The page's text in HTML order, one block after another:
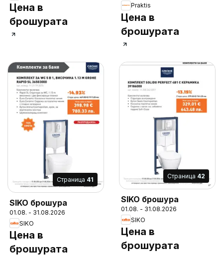
Цена в
брошурата
Praktis
Цена в
брошурата
Cтраница 41
SIKO брошура
01.08. - 31.08.2026
SIKO
Цена в
брошурата
Cтраница 42
SIKO брошура
01.08. - 31.08.2026
SIKO
Цена в
брошурата